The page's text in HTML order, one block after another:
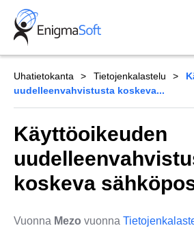
Skip
content
Uhatietokanta Tietojenkalastelu
uudelleenvahvistusta koskeva...
Käyttöoikeuden
koskeva
Vuonna Mezo vuonna